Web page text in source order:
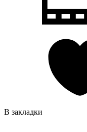
В закладки